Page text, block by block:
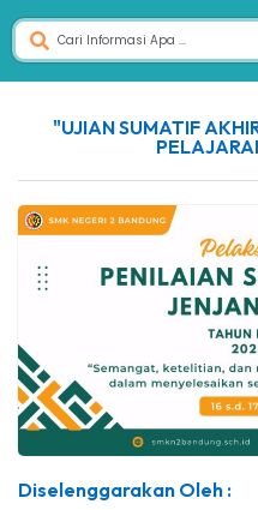
"UJIAN SUMATIF
Diselenggarakan Oleh :